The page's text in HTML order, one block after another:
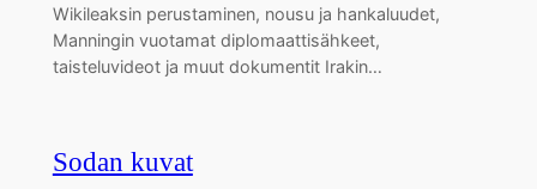
Wikileaksin perustaminen, nousu ja hankaluudet,
Manningin vuotamat diplomaattisähkeet,
taisteluvideot ja muut dokumentit Irakin…
Sodan kuvat